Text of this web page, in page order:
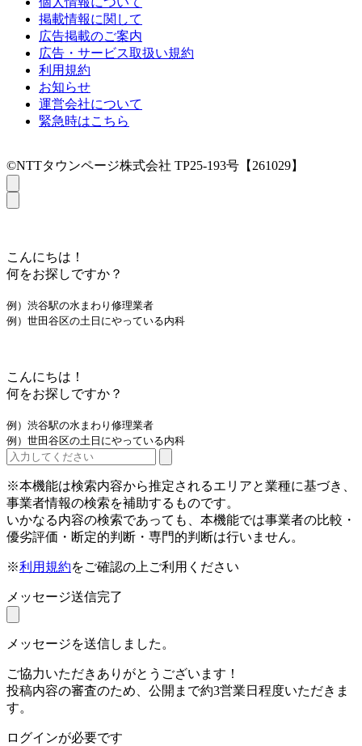
掲載情報に関して
広告掲載のご案内
広告・サービス取扱い規約
利用規約
お知らせ
運営会社について
緊急時はこちら
©NTTタウンページ株式会社 TP25-193号【261029】
こんにちは！
何をお探しですか？
例）渋谷駅の水まわり修理業者
例）世田谷区の土日にやっている内科
こんにちは！
何をお探しですか？
例）渋谷駅の水まわり修理業者
例）世田谷区の土日にやっている内科
※本機能は検索内容から推定されるエリアと業種に基づき、
事業者情報の検索を補助するものです。
いかなる内容の検索であっても、本機能では事業者の比較・
優劣評価・断定的判断・専門的判断は行いません。
※利用規約をご確認の上ご利用ください
メッセージ送信完了
メッセージを送信しました。
ご協力いただきありがとうございます！
投稿内容の審査のため、公開まで約3営業日程度いただきま
す。
ログインが必要です